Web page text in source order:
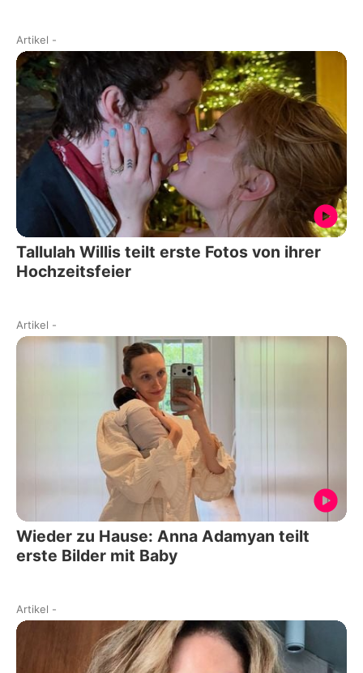
Artikel -
Tallulah Willis teilt erste Fotos von ihrer
Hochzeitsfeier
Artikel -
Wieder zu Hause: Anna Adamyan teilt
erste Bilder mit Baby
Artikel -